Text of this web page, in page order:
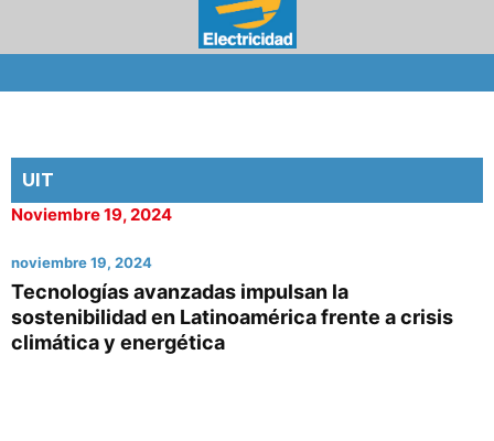
UIT
Noviembre 19, 2024
noviembre 19, 2024
Tecnologías avanzadas impulsan la
sostenibilidad en Latinoamérica frente a crisis
climática y energética